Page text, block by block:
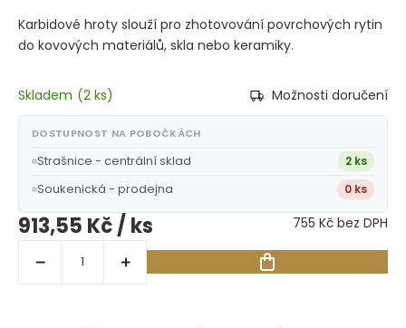
Karbidové hroty slouží pro zhotovování povrchových rytin
do kovových materiálů, skla nebo keramiky.
Skladem (2 ks) Možnosti doručení
DOSTUPNOST NA POBOČKÁCH
Strašnice - centrální sklad 2 ks
Soukenická - prodejna 0 ks
913,55 Kč/ ks 755 Kč bez DPH